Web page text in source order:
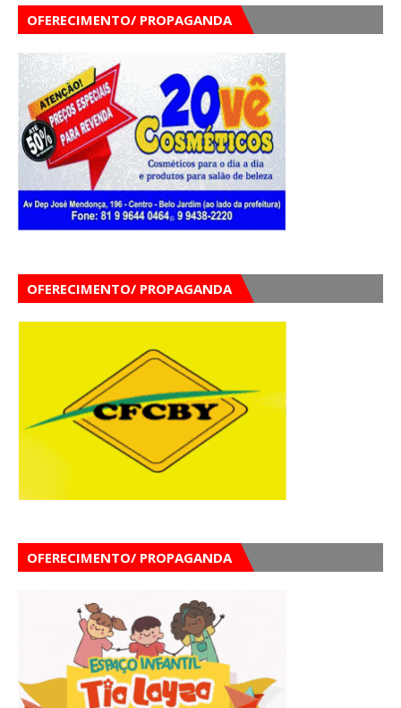
OFERECIMENTO/ PROPAGANDA
OFERECIMENTO/ PROPAGANDA
OFERECIMENTO/ PROPAGANDA